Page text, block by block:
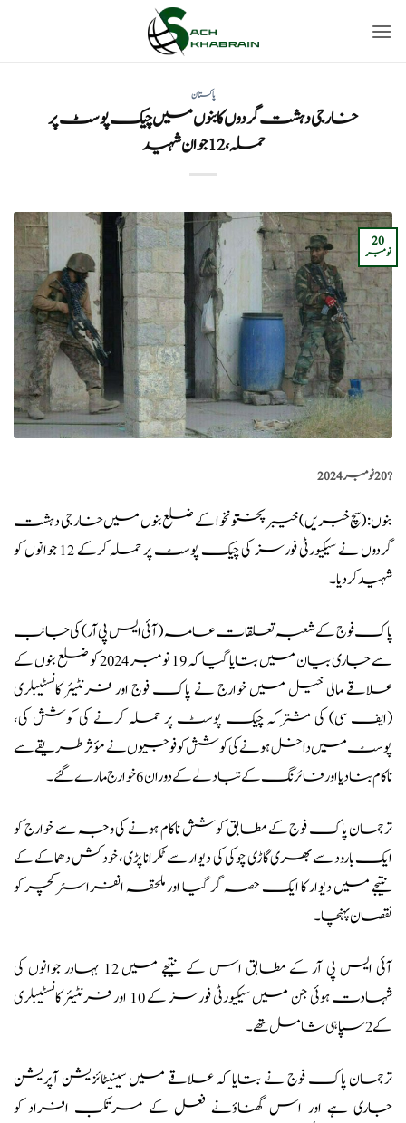
پاکستان
خارجی دہشت گردوں کا بنوں میں چیک پوسٹ پر
حملہ، 12 جوان شہید
20
نومبر
?️20 نومبر 2024
بنوں: (سچ خبریں) خیبر پختونخوا کے ضلع بنوں میں خارجی دہشت
گردوں نے سیکیورٹی فورسز کی چیک پوسٹ پر حملہ کرکے 12 جوانوں کو
شہید کردیا۔
پاک فوج کے شعبہ تعلقات عامہ (آئی ایس پی آر) کی جانب
سے جاری بیان میں بتایا گیا کہ 19 نومبر 2024 کو ضلع بنوں کے
علاقے مالی خیل میں خوارج نے پاک فوج اور فرنٹیئر کانسٹیبلری
(ایف سی) کی مشترکہ چیک پوسٹ پر حملہ کرنے کی کوشش کی،
پوسٹ میں داخل ہونے کی کوشش کو فوجیوں نے مؤثر طریقے سے
ناکام بنا دیا اور فائرنگ کے تبادلے کے دوران 6 خوارج مارے گئے۔
ترجمان پاک فوج کے مطابق کوشش ناکام ہونے کی وجہ سے خوارج کو
ایک بارود سے بھری گاڑی چوکی کی دیوار سے ٹکرانا پڑی، خودکش دھماکے کے
نتیجے میں دیوار کا ایک حصہ گر گیا اور ملحقہ انفراسٹرکچر کو
نقصان پہنچا۔
آئی ایس پی آر کے مطابق اس کے نتیجے میں 12 بہادر جوانوں کی
شہادت ہوئی جن میں سیکیورٹی فورسز کے 10 اور فرنٹیئر کانسٹیبلری
کے 2 سپاہی شامل تھے۔
ترجمان پاک فوج نے بتایا کہ علاقے میںسینیٹائزیشن آپریشن
جاری ہے اور اس گھناؤنے فعل کے مرتکب افراد کو